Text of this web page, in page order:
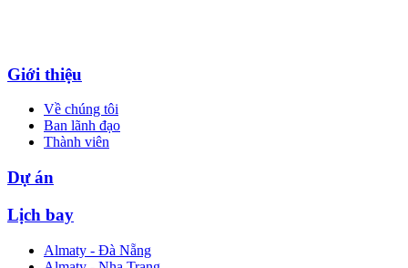
Giới thiệu
Về chúng tôi
Ban lãnh đạo
Thành viên
Dự án
Lịch bay
Almaty - Đà Nẵng